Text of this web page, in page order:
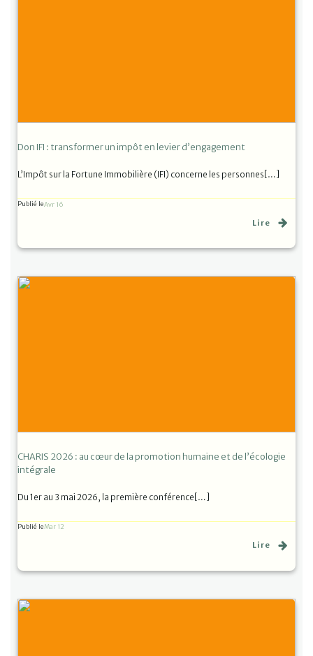
Don IFI : transformer un impôt en levier d’engagement
L’Impôt sur la Fortune Immobilière (IFI) concerne les personnes[…]
Publié leAvr 16
Lire
CHARIS 2026 : au cœur de la promotion humaine et de l’écologie
intégrale
Du 1er au 3 mai 2026, la première conférence[…]
Publié leMar 12
Lire